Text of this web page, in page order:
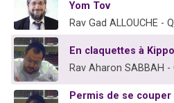
Yom Tov
Rav Gad ALLOUCHE -
En claquettes à
Rav Aharon SABBAH -
Permis de se